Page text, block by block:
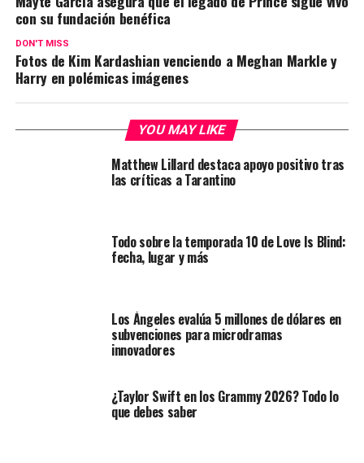
con su fundación benéfica
DON'T MISS
Fotos de Kim Kardashian venciendo a Meghan Markle y
Harry en polémicas imágenes
YOU MAY LIKE
Matthew Lillard destaca apoyo positivo tras
las críticas a Tarantino
Todo sobre la temporada 10 de Love Is Blind:
fecha, lugar y más
Los Ángeles evalúa 5 millones de dólares en
subvenciones para microdramas
innovadores
¿Taylor Swift en los Grammy 2026? Todo lo
que debes saber